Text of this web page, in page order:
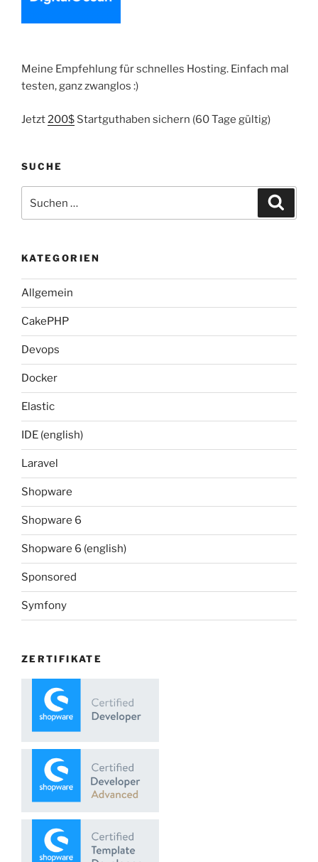
Meine Empfehlung für schnelles Hosting. Einfach mal
testen, ganz zwanglos :)
Jetzt200$ Startguthaben sichern (60 Tage gültig)
SUCHE
nach:
KATEGORIEN
Allgemein
CakePHP
Devops
Docker
Elastic
IDE (english)
Laravel
Shopware
Shopware 6
Shopware 6 (english)
Sponsored
Symfony
ZERTIFIKATE